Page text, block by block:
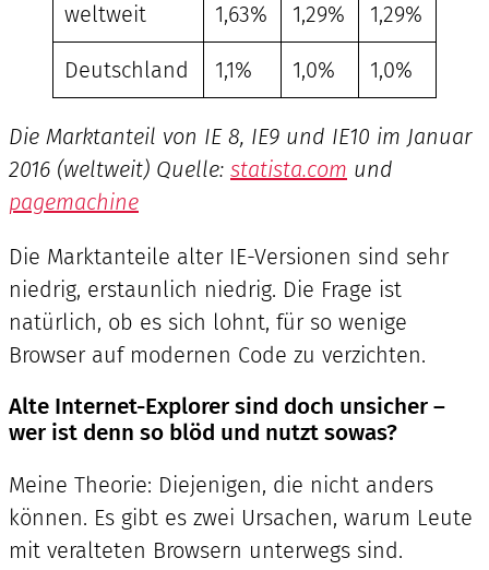
weltweit 1,63% 1,29% 1,29%
Deutschland 1,1% 1,0% 1,0%
Die Marktanteil von IE 8, IE9 und IE10 im Januar
2016 (weltweit) Quelle: statista.com und
pagemachine
Die Marktanteile alter IE-Versionen sind sehr
niedrig, erstaunlich niedrig. Die Frage ist
natürlich, ob es sich lohnt, für so wenige
Browser auf modernen Code zu verzichten.
Alte Internet-Explorer sind doch unsicher –
wer ist denn so blöd und nutzt sowas?
Meine Theorie: Diejenigen, die nicht anders
können. Es gibt es zwei Ursachen, warum Leute
mit veralteten Browsern unterwegs sind.